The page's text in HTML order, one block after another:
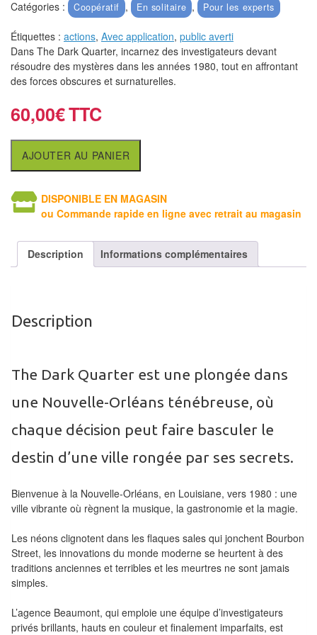
air
Pendules
Echiquier
pour
aveugles
Logiciels
d'échecs
Livres
en
Livres
Tables
de
société
Jeux
cartes
Collectionner
(TCG)
Les
Classiques
Catégories : Coopératif , En solitaire , Pour les experts
Étiquettes : actions, Avec application, public averti
Dans The Dark Quarter, incarnez des investigateurs devant
résoudre des mystères dans les années 1980, tout en affrontant
des forces obscures et surnaturelles.
60,00€
AJOUTER AU PANIER
DISPONIBLE EN MAGASIN
ou Commande rapide en ligne avec retrait au magasin
Description Informations complémentaires
Description
The Dark Quarter est une plongée dans
une Nouvelle-Orléans ténébreuse, où
chaque décision peut faire basculer le
destin d’une ville rongée par ses secrets.
Bienvenue à la Nouvelle-Orléans, en Louisiane, vers 1980 : une
ville vibrante où règnent la musique, la gastronomie et la magie.
Les néons clignotent dans les flaques sales qui jonchent Bourbon
Street, les innovations du monde moderne se heurtent à des
traditions anciennes et terribles et les meurtres ne sont jamais
simples.
L’agence Beaumont, qui emploie une équipe d’investigateurs
privés brillants, hauts en couleur et finalement imparfaits, est